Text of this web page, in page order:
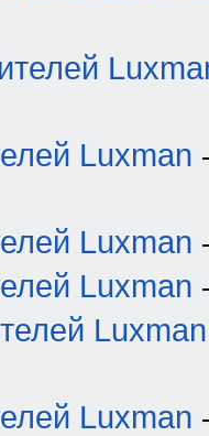
Luxman
Luxman
Luxman
Luxman
Luxman